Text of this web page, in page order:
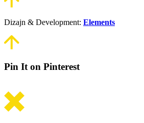
Dizajn & Development: Elements
Pin It on Pinterest